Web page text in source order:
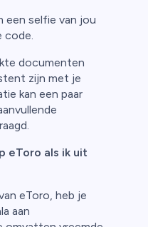
een selfie van jou
code.
documenten
zijn met je
kan een paar
eToro als ik uit
eToro, heb je
aan